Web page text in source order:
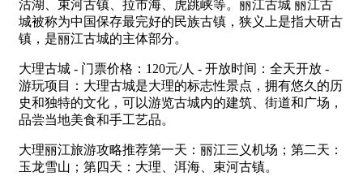
沽湖、束河古镇、拉市海、虎跳峡等。丽江古城 丽江古
城被称为中国保存最完好的民族古镇，狭义上是指大研古
镇，是丽江古城的主体部分。
大理古城 - 门票价格：120元/人 - 开放时间：全天开放 -
游玩项目：大理古城是大理的标志性景点，拥有悠久的历
史和独特的文化，可以游览古城内的建筑、街道和广场，
品尝当地美食和手工艺品。
大理丽江旅游攻略推荐第一天：丽江三义机场；第二天：
玉龙雪山；第四天：大理、洱海、束河古镇。